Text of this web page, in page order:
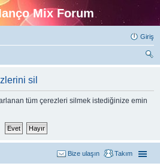
Mix Forum
Giriş
sil
tüm çerezleri silmek istediğinize emin
Takım
Bize ulaşın